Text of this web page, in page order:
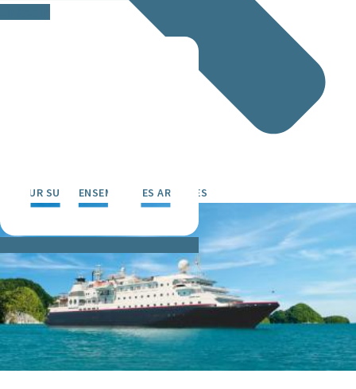
RETOUR SUR L’ENSEMBLE DES ARTICLES